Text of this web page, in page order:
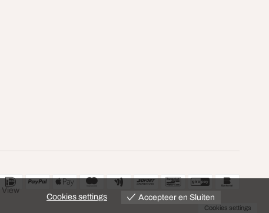
View
Cookies settings Accepteer en Sluiten
Cookies settings